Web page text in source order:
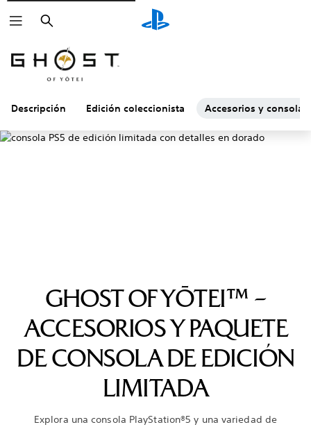
Buscar
Descripción Edición coleccionista Accesorios y consola
GHOST OF YŌTEI™ –
ACCESORIOS Y PAQUETE
DE CONSOLA DE EDICIÓN
LIMITADA
Explora una consola PlayStation®5 y una variedad de